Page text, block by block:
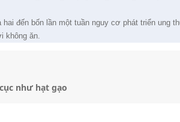
hai đến bốn lần một tuần nguy cơ phát triển ung
không ăn.
như hạt gạo